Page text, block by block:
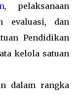
, pelaksanaan
evaluasi, dan
Pendidikan
kelola satuan
dalam rangka